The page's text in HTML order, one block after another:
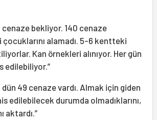
cenaze bekliyor. 140 cenaze
alamadı. 5-6 kentteki
Kan örnekleri alınıyor. Her gün
edilebiliyor.”
49 cenaze vardı. Almak için giden
edilebilecek durumda olmadıklarını,
aktardı.”